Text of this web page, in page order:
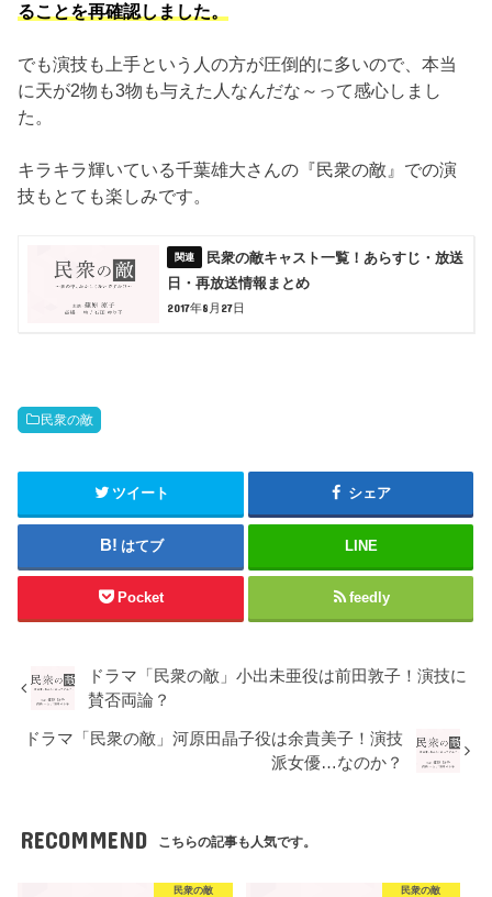
ることを再確認しました。
でも演技も上手という人の方が圧倒的に多いので、本当
に天が2物も3物も与えた人なんだな～って感心しまし
た。
キラキラ輝いている千葉雄大さんの『民衆の敵』での演
技もとても楽しみです。
民衆の敵キャスト一覧！あらすじ・放送
日・再放送情報まとめ
2017年8月27日
民衆の敵
ツイート シェア
はてブ LINE
Pocket feedly
ドラマ「民衆の敵」小出未亜役は前田敦子！演技に
賛否両論？
ドラマ「民衆の敵」河原田晶子役は余貴美子！演技
派女優…なのか？
RECOMMEND こちらの記事も人気です。
民衆の敵 民衆の敵